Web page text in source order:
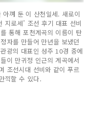
껴 둔 이 산천일세. 새로이
로세’ 조선 후기 대표 선비
통해 포천계곡의 이름이 탄
자를 만들어 만년을 보냈던
광의 대표인 성주 10경 중에
이 만귀정 인근의 계곡에서
조선시대 선비와 같이 푸르
끽할 수 있다.